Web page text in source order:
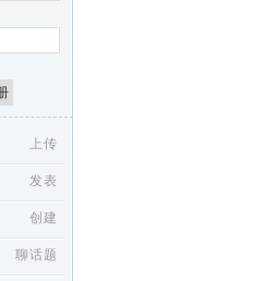
上传
发表
创建
聊话题